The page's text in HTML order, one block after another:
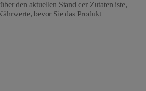
den aktuellen Stand der Zutatenliste,
bevor Sie das Produkt